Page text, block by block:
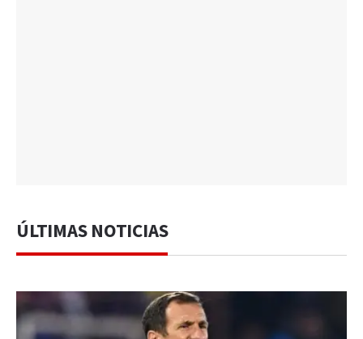
ÚLTIMAS NOTICIAS